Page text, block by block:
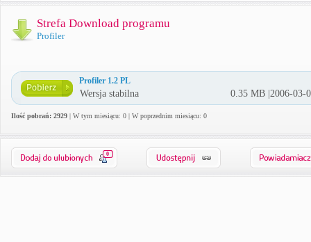
Strefa Download programu
Profiler
Profiler 1.2 PL
Wersja stabilna 0.35 MB |2006-03-
Ilość pobrań: 2929 | W tym miesiącu: 0 | W poprzednim miesiącu: 0
0